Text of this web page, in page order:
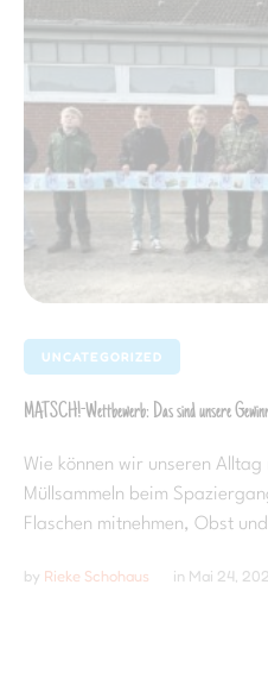
UNCATEGORIZED
MATSCH!-Wettbewerb: Das sind unsere
Wie können wir unseren
Müllsammeln beim
Flaschen mitnehmen, Obst
by Rieke Schohaus in Mai 24,